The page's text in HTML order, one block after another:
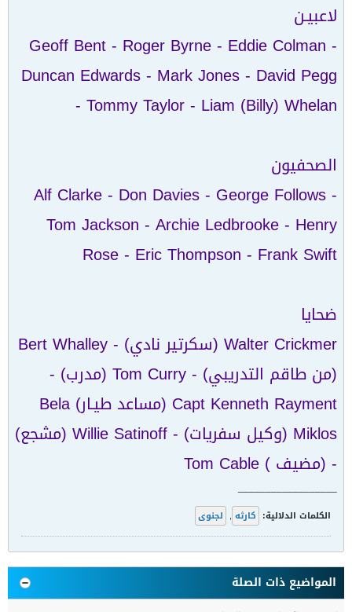
لاعبيـن
Geoff Bent - Roger Byrne - Eddie Colman -
Duncan Edwards - Mark Jones - David Pegg
- Tommy Taylor - Liam (Billy) Whelan
الصحفيون
Alf Clarke - Don Davies - George Follows -
Tom Jackson - Archie Ledbrooke - Henry
Rose - Eric Thompson - Frank Swift
ضحايا
Walter Crickmer (سكرتير نادي) - Bert Whalley
(من طاقم التدريبي) - Tom Curry (مدرب) -
Capt Kenneth Rayment (مساعد طيـار) Bela
Miklos (وكيل سفريات) - Willie Satinoff (مشجع)
- (مضيف ) Tom Cable
الكلمات الدلالية: كارثه , لجنوى
المواضيع ذات الصلة